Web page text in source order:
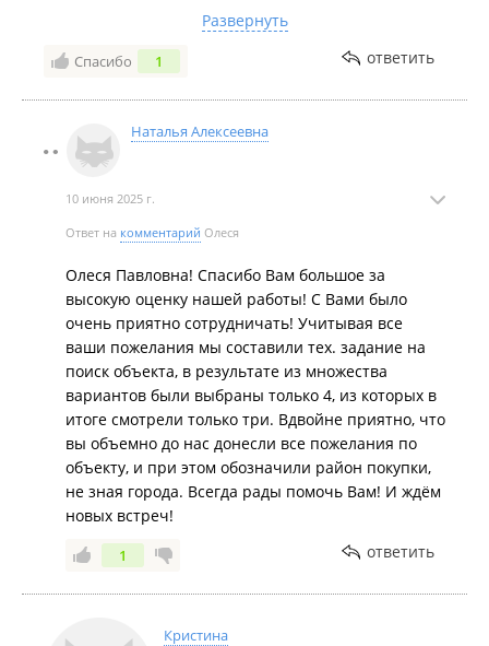
варианты, организован просмотр, сделан выбор и
быстро вышли на сделку. Благодаря грамотной
работе специалистов за неделю я приобрела
Процветания Вам и успехов в работе! Рекомендую
всем, кто хочет работать с профессионалами своего
Развернуть
Спасибо 1 ответить
Наталья Алексеевна
10 июня 2025 г.
Ответ на комментарий Олеся
Олеся Павловна! Спасибо Вам большое за
высокую оценку нашей работы! С Вами было
очень приятно сотрудничать! Учитывая все
ваши пожелания мы составили тех. задание на
поиск объекта, в результате из множества
вариантов были выбраны только 4, из которых в
итоге смотрели только три. Вдвойне приятно, что
вы объемно до нас донесли все пожелания по
объекту, и при этом обозначили район покупки,
не зная города. Всегда рады помочь Вам! И ждём
новых встреч!
1 ответить
Кристина